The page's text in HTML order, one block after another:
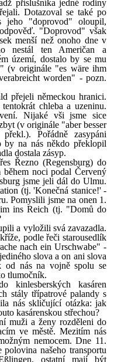
příslušníka jedné rodiny
Dotazoval se také po
jeho "doprovod" oloupil,
"Doprovod" však
menší než onoho dne v
nestál ten Američan a
území, dostalo by se mu
(v originále "es wäre ihm
worden" - pozn.
přejeli německou hranici.
chleba a uzeninu.
Nijaké vši jsme sice
(v originále "aber besser
Pořádně zasypáni
by na nás někdo překlopil
dostala zásyp.
Řezno (Regensburg) do
noci podal Červený
jsme jeli dál do Ulmu.
(tj. 'Konečná stanice!' -
Pomyslili jsme na onen 1.
ins Reich (tj. "Domů do
a vyložili svá zavazadla.
podle řeči starousedlík
nach ein Urschwabe" -
slova a on ani slova
od nás na vojně spolu se
tlumočník.
kinlesberských kasáren
stály třípatrové palandy s
nás skličující otázka: jak
kasárenskou střechou?
muži a ženy rozděleni do
ve městě. Mezitím nás
nemocem. Dne 11.
našeho transportu
ostatní mají být